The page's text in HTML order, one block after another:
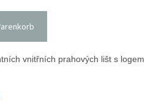
vnitřních prahových lišt s logem